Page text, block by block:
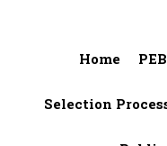
Home PEB
Selection